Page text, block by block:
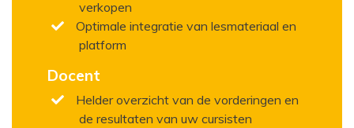
verkopen
Optimale integratie van lesmateriaal en
platform
Docent
Helder overzicht van de vorderingen en
de resultaten van uw cursisten